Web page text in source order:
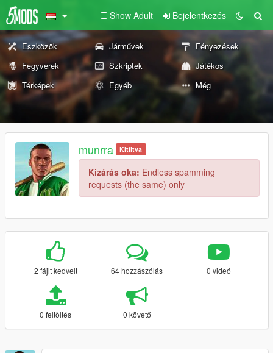
Show Adult Bejelentkezés
Eszközök Járművek
Fényezések
Fegyverek
Szkriptek
Játékos
Térképek
Egyéb Még
munrra Kitíltva
Kizárás oka: Endless spamming
requests (the same) only
2 fájlt kedvelt 64 hozzászólás 0 videó
0 feltöltés 0 követő